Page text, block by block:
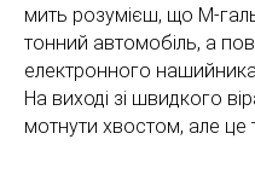
мить розумієш, що М-
тонний автомобіль, а
електронного
На виході зі швидкого
мотнути хвостом, але це